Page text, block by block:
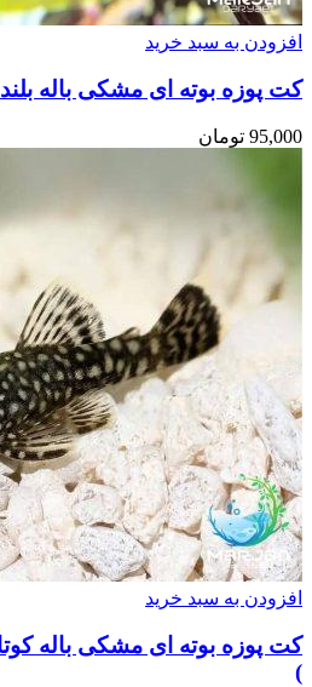
افزودن به سبد خرید
کت پوزه بوته ای مشکی باله بلند
95,000 تومان
افزودن به سبد خرید
)